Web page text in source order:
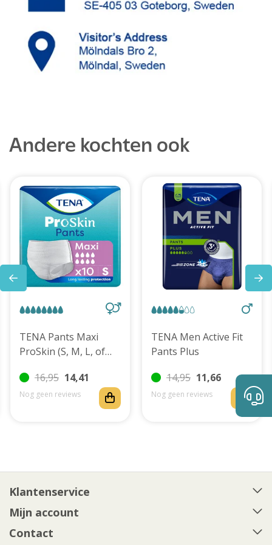
Andere kochten ook
TENA Pants Maxi
ProSkin (S, M, L, of
16,95 14,41
Nog geen reviews
TENA Men Active Fit
Pants Plus
14,95 11,66
Nog geen reviews
Klantenservice
Mijn account
Contact